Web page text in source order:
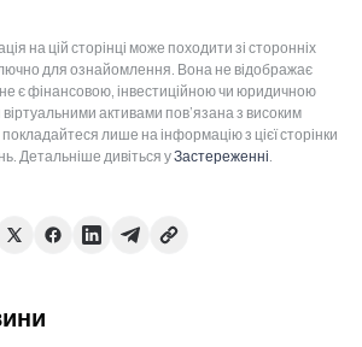
на цій сторінці може походити зі сторонніх
для ознайомлення. Вона не відображає
не є фінансовою, інвестиційною чи юридичною
віртуальними активами пов’язана з високим
лише на інформацію з цієї сторінки
Детальніше дивіться уЗастереженні.